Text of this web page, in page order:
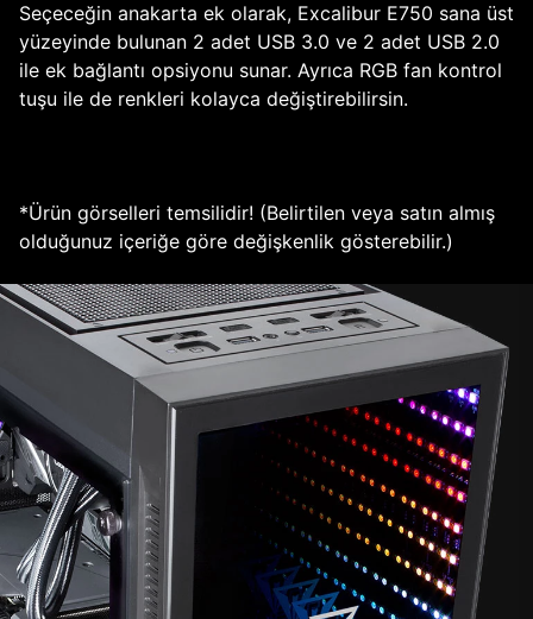
Seçeceğin anakarta ek olarak, Excalibur E750 sana üst
yüzeyinde bulunan 2 adet USB 3.0 ve 2 adet USB 2.0
ile ek bağlantı opsiyonu sunar. Ayrıca RGB fan kontrol
tuşu ile de renkleri kolayca değiştirebilirsin.
*Ürün görselleri temsilidir! (Belirtilen veya satın almış
olduğunuz içeriğe göre değişkenlik gösterebilir.)